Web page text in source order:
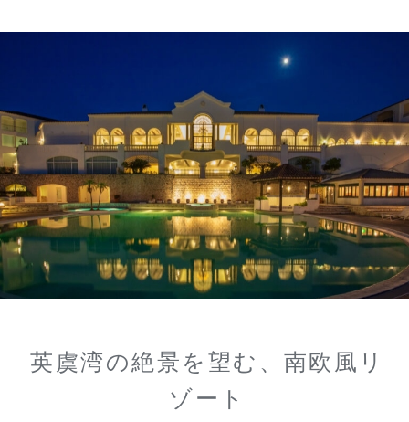
英虞湾の絶景を望む、南欧風リ
ゾート